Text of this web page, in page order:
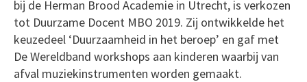
bij de Herman Brood Academie in Utrecht, is verkozen
tot Duurzame Docent MBO 2019. Zij ontwikkelde het
keuzedeel ‘Duurzaamheid in het beroep’ en gaf met
De Wereldband workshops aan kinderen waarbij van
afval muziekinstrumenten worden gemaakt.